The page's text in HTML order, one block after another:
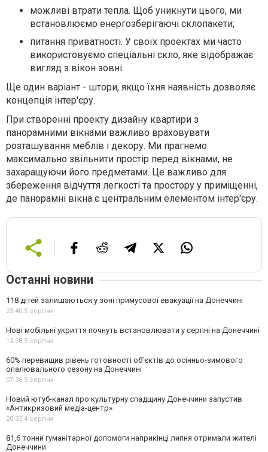
можливі втрати тепла. Щоб уникнути цього, ми
встановлюємо енергозберігаючі склопакети;
питання приватності. У своїх проектах ми часто
використовуємо спеціальні скло, яке відображає
вигляд з вікон зовні.
Ще один варіант - штори, якщо їхня наявність дозволяє
концепція інтер'єру.
При створенні проекту дизайну квартири з
панорамними вікнами важливо враховувати
розташування меблів і декору. Ми прагнемо
максимально звільнити простір перед вікнами, не
захаращуючи його предметами. Це важливо для
збереження відчуття легкості та простору у приміщенні,
де панорамні вікна є центральним елементом інтер'єру.
Останні новини
118 дітей залишаються у зоні примусової евакуації на Донеччині
23:40,5 серпня
Нові мобільні укриття почнуть встановлювати у серпні на Донеччині
12:38,5 серпня
60% перевищив рівень готовності об’єктів до осінньо-зимового
опалювального сезону на Донеччині
07:36,5 серпня
Новий ютуб-канал про культурну спадщину Донеччини запустив
«Антикризовий медіа-центр»
20:33,4 серпня
81,6 тонни гуманітарної допомоги наприкінці липня отримали жителі
Донеччини